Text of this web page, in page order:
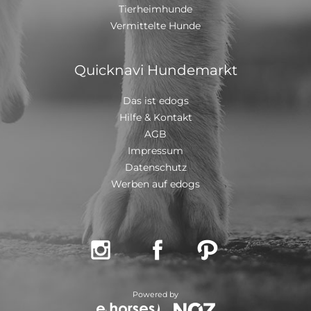
mit einem EU Ausweis in einem beim deutschen
Veterinäramt registriertem Transport
Tierheimhunde
Vermittelte Hunde
Quicknavi Hundemarkt
Das ist edogs
Hilfe & Kontakt
AGB
Impressum
Datenschutz
Werben auf edogs
  
Powered by